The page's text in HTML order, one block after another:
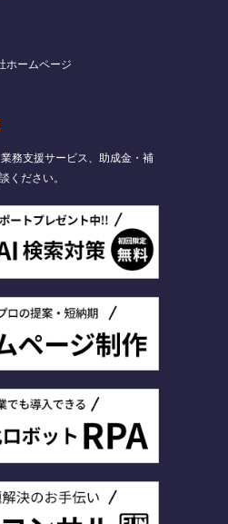
ホームページ
務支援サービス、助成金・補
ください。